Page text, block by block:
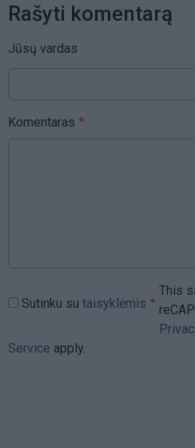
Rašyti komentarą
Jūsų vardas
Komentaras
Sutinku su taisyklėmis
This
Service apply.